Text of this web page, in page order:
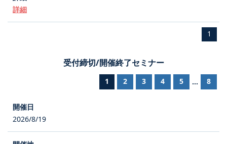
詳細
1
受付締切/開催終了セミナー
1 2 3 4 5 ... 8
2026/8/19